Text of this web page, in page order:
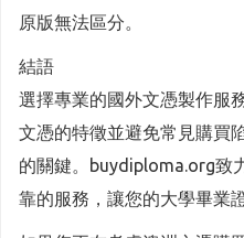
原版無法區分。
結語
選擇專業的國外文憑製作服
文憑的特徵並避免常見購買
的關鍵。buydiploma.org致
靠的服務，讓您的大學畢業